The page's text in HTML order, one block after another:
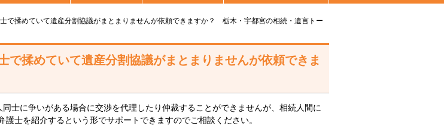
で揉めていて遺産分割協議がまとまりませんが依頼できますか？ 栃木・宇都宮の相続・遺言トー
で揉めていて遺産分割協議がまとまりませんが依頼できま
同士に争いがある場合に交渉を代理したり仲裁することができませんが、相続人間に
護士を紹介するという形でサポートできますのでご相談ください。